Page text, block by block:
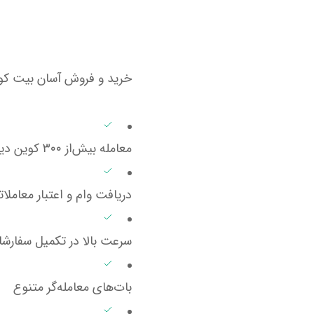
خرید و فروش آسان بیت
معامله بیش‌از ۳۰۰ کوین دیگر
دریافت وام و اعتبار
سرعت بالا در تکمیل
بات‌های معامله‌گر متنوع